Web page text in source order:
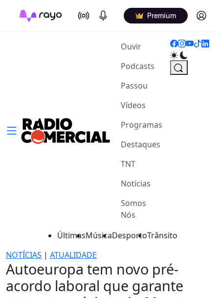
On Air Podcasts Premium Log in
Ouvir(current)
Podcasts
Passou
Vídeos
Programas
Destaques
TNT
Notícias
Somos
Nós
ÚltimasMúsicaDesportoTrânsito
NOTÍCIAS | ATUALIDADE
Autoeuropa tem novo pré-
acordo laboral que garante